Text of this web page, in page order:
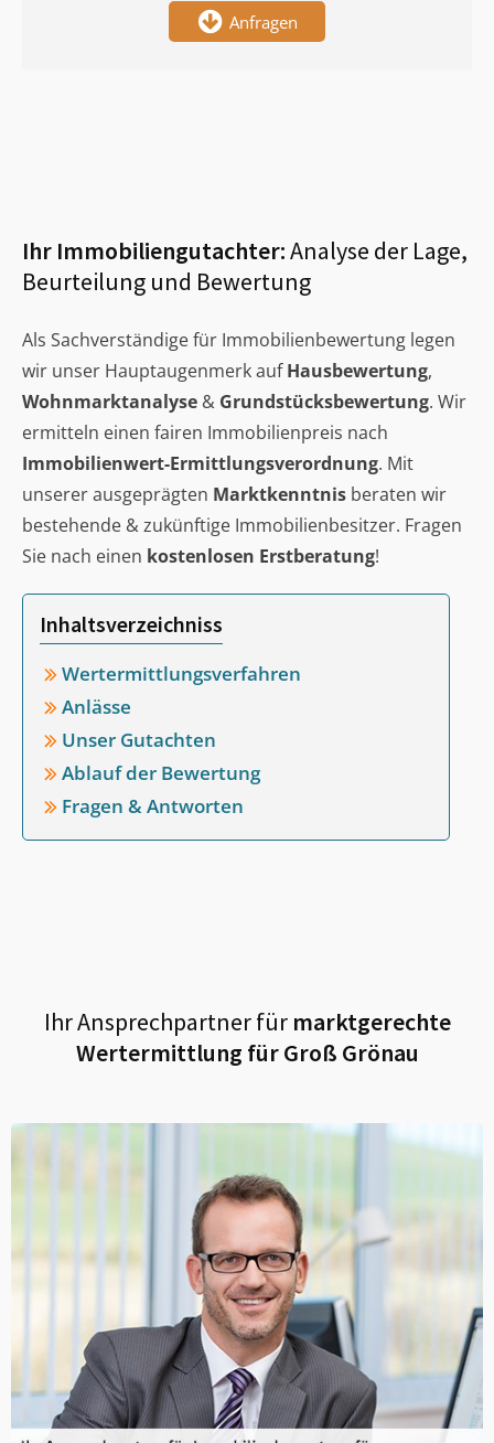
Anfragen
Ihr Immobiliengutachter:Analyse der Lage,
Beurteilung und Bewertung
Als Sachverständige für Immobilienbewertung legen
wir unser Hauptaugenmerk aufHausbewertung,
Wohnmarktanalyse & Grundstücksbewertung. Wir
ermitteln einen fairen Immobilienpreis nach
Immobilienwert-Ermittlungsverordnung. Mit
unserer ausgeprägten Marktkenntnis beraten wir
bestehende & zukünftige Immobilienbesitzer. Fragen
Sie nach einen kostenlosen Erstberatung!
Inhaltsverzeichniss
Wertermittlungsverfahren
Anlässe
Unser Gutachten
Ablauf der Bewertung
Fragen & Antworten
Ihr Ansprechpartner fürmarktgerechte
Wertermittlung fürGroß Grönau